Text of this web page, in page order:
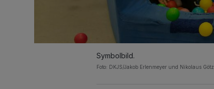
Symbolbild.
Foto: DKJS/Jakob Erlenmeyer und Nikolaus Götz